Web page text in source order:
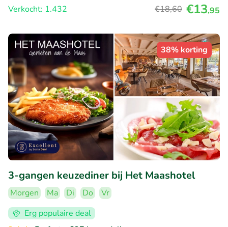
Verkocht: 1.432
€18,60 €13,95
38% korting
3-gangen keuzediner bij Het Maashotel
Morgen Ma Di Do
Vr
Erg populaire deal